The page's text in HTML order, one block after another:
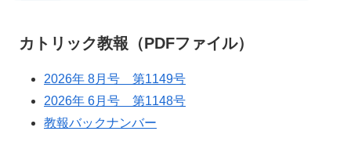
カトリック教報（PDFファイル）
2026年 8月号 第1149号
2026年 6月号 第1148号
教報バックナンバー